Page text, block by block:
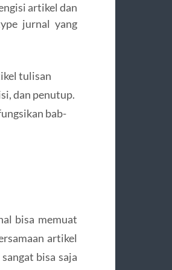
artikel dan
jurnal yang
tulisan
dan penutup.
bab-
bisa memuat
artikel
bisa saja